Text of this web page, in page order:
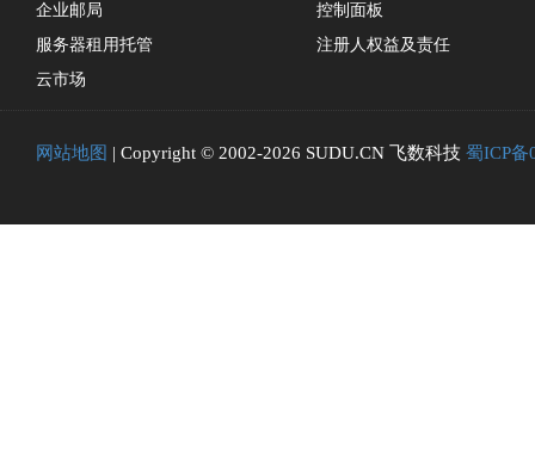
企业邮局
服务器租用托管
云市场
控制面板
注册人权益及责任
网站地图 | Copyright © 2002-2026 SUDU.CN 飞数科技 蜀ICP备